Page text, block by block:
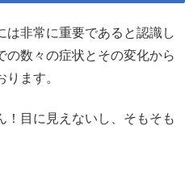
は非常に重要であると認識し
の数々の症状とその変化から
ます。
！目に見えないし、そもそも